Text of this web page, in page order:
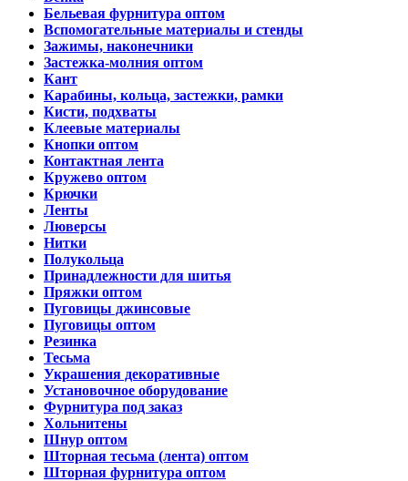
Бельевая фурнитура оптом
Вспомогательные материалы и стенды
Зажимы, наконечники
Застежка-молния оптом
Кант
Карабины, кольца, застежки, рамки
Кисти, подхваты
Клеевые материалы
Кнопки оптом
Контактная лента
Кружево оптом
Крючки
Ленты
Люверсы
Нитки
Полукольца
Принадлежности для шитья
Пряжки оптом
Пуговицы джинсовые
Пуговицы оптом
Резинка
Тесьма
Украшения декоративные
Установочное оборудование
Фурнитура под заказ
Хольнитены
Шнур оптом
Шторная тесьма (лента) оптом
Шторная фурнитура оптом